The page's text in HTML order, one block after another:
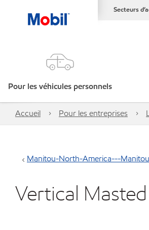
Secteurs
Pour les véhicules personnels
Accueil Pour les entreprises
Manitou-North-America---
Vertical